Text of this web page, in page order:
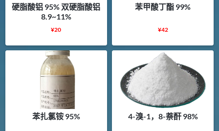
硬脂酸铝 95% 双硬脂酸铝
8.9~11%
¥20
苯甲酸丁酯 99%
¥42
苯扎氯铵 95% 4-溴-1，8-萘酐 98%